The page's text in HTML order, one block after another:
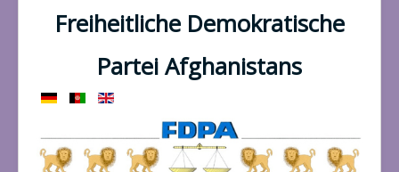
Freiheitliche Demokratische
Partei Afghanistans